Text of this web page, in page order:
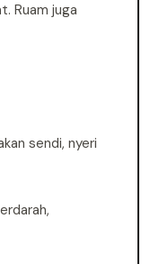
Ruam juga
sendi, nyeri